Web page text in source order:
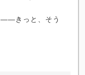
――きっと、そう